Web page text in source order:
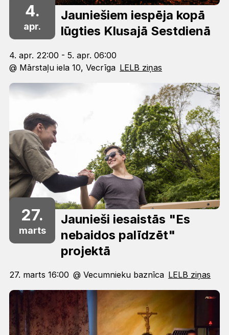
4.
apr.
Jauniešiem iespēja kopā
lūgties Klusajā Sestdienā
4. apr. 22:00 - 5. apr. 06:00
@ Mārstaļu iela 10, Vecrīga LELB ziņas
27.
marts
Jaunieši iesaistās "Es
nebaidos palīdzēt"
projektā
27. marts 16:00 @ Vecumnieku baznīca LELB ziņas